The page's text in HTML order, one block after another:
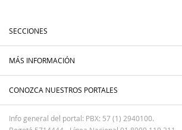
SECCIONES
MÁS INFORMACIÓN
CONOZCA NUESTROS PORTALES
Info general del portal: PBX: 57 (1) 2940100.